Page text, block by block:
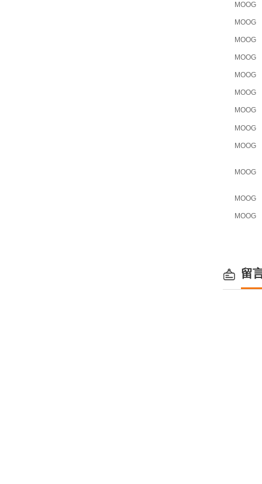
MOOG
MOOG
MOOG
MOOG
MOOG
MOOG
MOOG
MOOG
MOOG
MOOG
MOOG
MOOG
留